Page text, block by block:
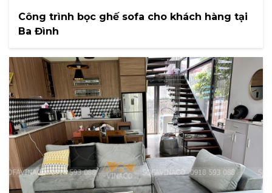
Công trình bọc ghế sofa cho khách hàng tại
Ba Đình